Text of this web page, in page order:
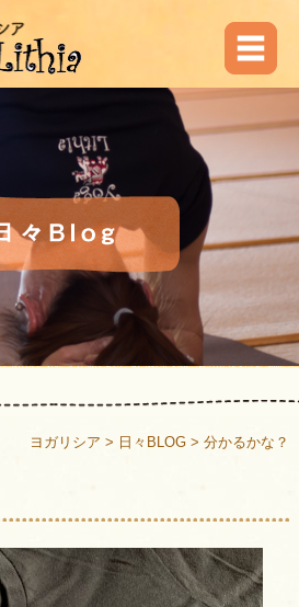
ヨガリシア > 日々BLOG >分かるかな？